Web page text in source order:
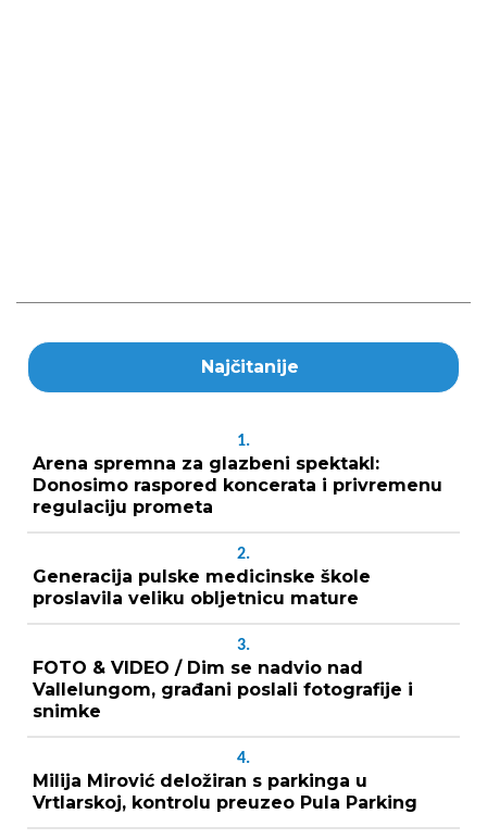
Najčitanije
1.
Arena spremna za glazbeni spektakl:
Donosimo raspored koncerata i privremenu
regulaciju prometa
2.
Generacija pulske medicinske škole
proslavila veliku obljetnicu mature
3.
FOTO & VIDEO / Dim se nadvio nad
Vallelungom, građani poslali fotografije i
snimke
4.
Milija Mirović deložiran s parkinga u
Vrtlarskoj, kontrolu preuzeo Pula Parking